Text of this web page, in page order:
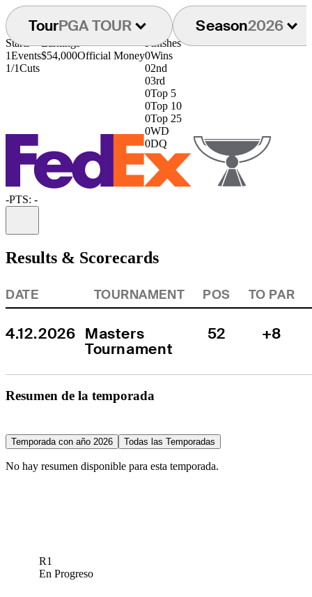
TourPGA TOUR Season2026
Starts
1Events
1/1Cuts
Earnings
$54,000Official Money
Finishes
0Wins
02nd
03rd
0Top 5
0Top 10
0Top 25
0WD
0DQ
-PTS: -
Results & Scorecards
DATE TOURNAMENT POS TO PAR
4.12.2026 Masters
Tournament
52 +8
Resumen de la temporada
Temporada con año 2026 Todas las Temporadas
No hay resumen disponible para esta temporada.
R1
En Progreso